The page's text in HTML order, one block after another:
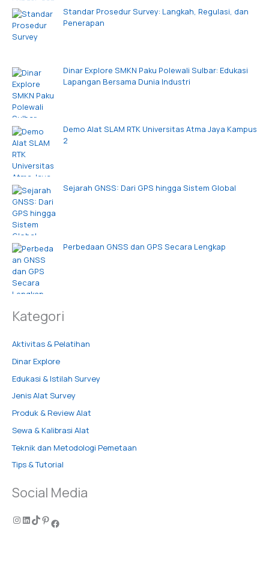
Standar Prosedur Survey: Langkah, Regulasi, dan
Penerapan
Dinar Explore SMKN Paku Polewali Sulbar: Edukasi
Lapangan Bersama Dunia Industri
Demo Alat SLAM RTK Universitas Atma Jaya Kampus
2
Sejarah GNSS: Dari GPS hingga Sistem Global
Perbedaan GNSS dan GPS Secara Lengkap
Kategori
Aktivitas & Pelatihan
Dinar Explore
Edukasi & Istilah Survey
Jenis Alat Survey
Produk & Review Alat
Sewa & Kalibrasi Alat
Teknik dan Metodologi Pemetaan
Tips & Tutorial
Social Media